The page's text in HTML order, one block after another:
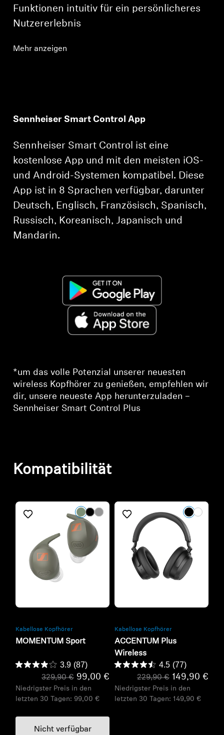
Funktionen intuitiv für ein persönlicheres
Nutzererlebnis
Mehr anzeigen
Sennheiser Smart Control App
Sennheiser Smart Control ist eine
kostenlose App und mit den meisten iOS-
und Android-Systemen kompatibel. Diese
App ist in 8 Sprachen verfügbar, darunter
Deutsch, Englisch, Französisch, Spanisch,
Russisch, Koreanisch, Japanisch und
Mandarin.
*um das volle Potenzial unserer neuesten
wireless Kopfhörer zu genießen, empfehlen wir
dir, unsere neueste App herunterzuladen –
Sennheiser Smart Control Plus
Kompatibilität
Kabellose Kopfhörer
MOMENTUM Sport
3.9 (87)
329,90 € 99,00 €
Niedrigster Preis in den
letzten 30 Tagen: 99,00 €
Nicht verfügbar
Kabellose Kopfhörer
ACCENTUM Plus
Wireless
4.5 (77)
229,90 € 149,90 €
Niedrigster Preis in den
letzten 30 Tagen: 149,90 €